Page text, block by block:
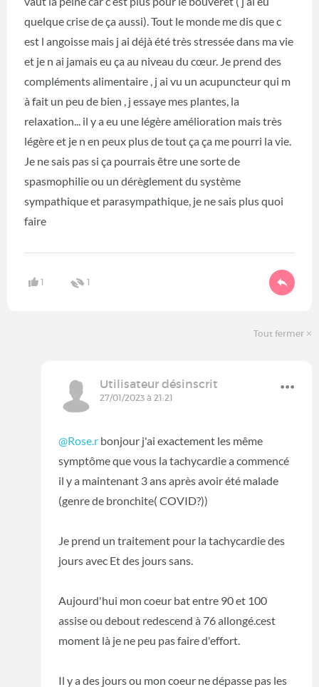
quelque crise de ça aussi). Tout le monde me dis que c
est l angoisse mais j ai déjà été très stressée dans ma vie
et je n ai jamais eu ça au niveau du cœur. Je prend des
compléments alimentaire , j ai vu un acupuncteur qui m
à fait un peu de bien , j essaye mes plantes, la
relaxation... il y a eu une légère amélioration mais très
légère et je n en peux plus de tout ça ça me pourri la vie.
Je ne sais pas si ça pourrais être une sorte de
spasmophilie ou un dérèglement du système
sympathique et parasympathique, je ne sais plus quoi
faire
1 1
Tout fermer
Utilisateur désinscrit
27/01/2023 à 21:21
@Rose.r bonjour j'ai exactement les même
symptôme que vous la tachycardie a commencé
il y a maintenant 3 ans après avoir été malade
(genre de bronchite( COVID?))
Je prend un traitement pour la tachycardie des
jours avec Et des jours sans.
Aujourd'hui mon coeur bat entre 90 et 100
assise ou debout redescend à 76 allongé.cest
moment là je ne peu pas faire d'effort.
Il y a des jours ou mon coeur ne dépasse pas les